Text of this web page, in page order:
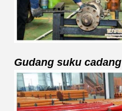
Gudang suku cadang